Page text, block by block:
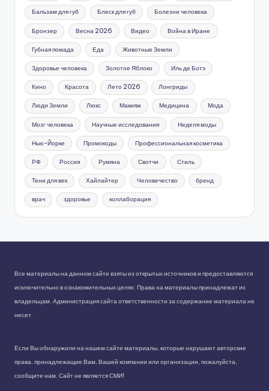
Бальзам для губ Блеск для губ Болезни человека
Бронзер Весна 2026 Видео Война в Иране
Губная помада Еда Животные Земли
Здоровье человека Золотое Яблоко Иль де Ботэ
Кино Красота Лето 2026 Лонгриды
Люди Земли Люкс Макияж Медицина Мода
Мозг человека Научные исследования Неделя моды
Нью-Йорке Промокоды Профессиональная косметика
РФ Россия Румяна Свотчи Стиль
Тени для век Хайлайтер Человечество бренд
врач здоровье коллаборация
Все материалы на данном сайте взяты из открытых источников и предоставляются
исключительно в ознакомительных целях. Права на материалы принадлежат их
владельцам. Администрация сайта ответственности за содержание материала не
несет.
Если Вы обнаружили на нашем сайте материалы, которые нарушают авторские
права, принадлежащие Вам, Вашей компании или организации, пожалуйста,
сообщите нам. Сайт не является СМИ!